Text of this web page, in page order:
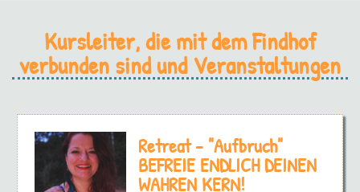
Kursleiter, die mit dem Findhof
verbunden sind und Veranstaltungen
Retreat - "Aufbruch"
BEFREIE ENDLICH DEINEN
WAHREN KERN!